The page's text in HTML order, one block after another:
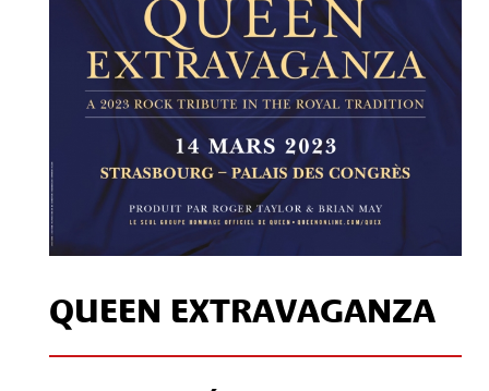
QUEEN EXTRAVAGANZA